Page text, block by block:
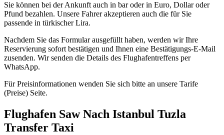
Sie können bei der Ankunft auch in bar oder in Euro, Dollar oder
Pfund bezahlen. Unsere Fahrer akzeptieren auch die für Sie
passende in türkischer Lira.
Nachdem Sie das Formular ausgefüllt haben, werden wir Ihre
Reservierung sofort bestätigen und Ihnen eine Bestätigungs-E-Mail
zusenden. Wir senden die Details des Flughafentreffens per
WhatsApp.
Für Preisinformationen wenden Sie sich bitte an unsere Tarife
(Preise) Seite.
Flughafen Saw Nach Istanbul Tuzla
Transfer Taxi